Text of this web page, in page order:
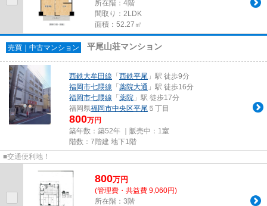
所在階：4階
間取り：2LDK
面積：52.27㎡
売買｜中古マンション 平尾山荘マンション
西鉄大牟田線 「 西鉄平尾 」駅 徒歩9分
福岡市七隈線 「 薬院大通 」駅 徒歩16分
福岡市七隈線 「 薬院 」駅 徒歩17分
福岡県福岡市中央区平尾 ５丁目
800万円
築年数：築52年 ｜販売中： 1室
階数：7階建 地下1階
■交通便利地！
800万円
(管理費・共益費 9,060円)
所在階：3階